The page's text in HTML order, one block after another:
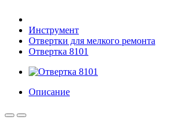
Инструмент
Отвертки для мелкого ремонта
Отвертка 8101
Описание